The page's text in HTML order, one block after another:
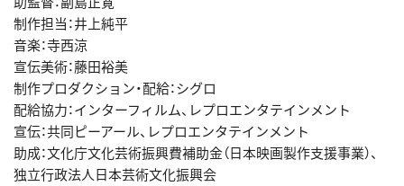
制作担当：井上純平
音楽：寺西涼
宣伝美術：藤田裕美
制作プロダクション・配給：シグロ
配給協力：インターフィルム、レプロエンタテインメント
宣伝：共同ピーアール、レプロエンタテインメント
助成：文化庁文化芸術振興費補助金（日本映画製作支援事業）、
独立行政法人日本芸術文化振興会